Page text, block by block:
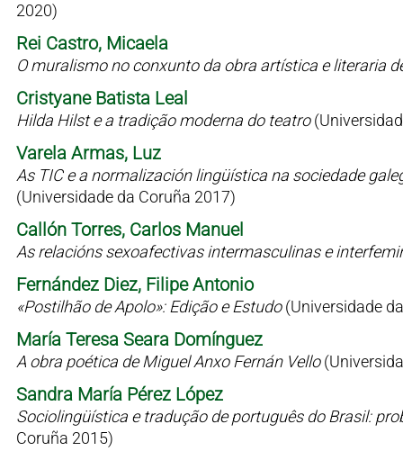
2020)
Rei Castro, Micaela
O muralismo no conxunto da obra artística e literaria
Cristyane Batista Leal
Hilda Hilst e a tradição moderna do teatro
Varela Armas, Luz
As TIC e a normalización lingüística na sociedade
(Universidade da Coruña 2017)
Callón Torres, Carlos Manuel
As relacións sexoafectivas intermasculinas e
Fernández Diez, Filipe Antonio
«Postilhão de Apolo»: Edição e Estudo(Universidade
María Teresa Seara Domínguez
A obra poética de Miguel Anxo Fernán Vello
Sandra María Pérez López
Sociolingüística e tradução de português do Brasil:
Coruña 2015)